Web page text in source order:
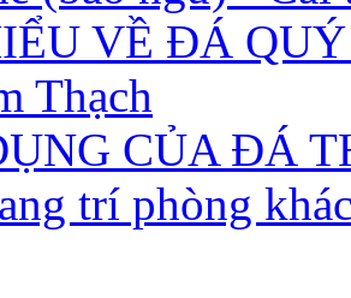
VỀ ĐÁ QUÝ
Thạch
CỦA ĐÁ
trí phòng